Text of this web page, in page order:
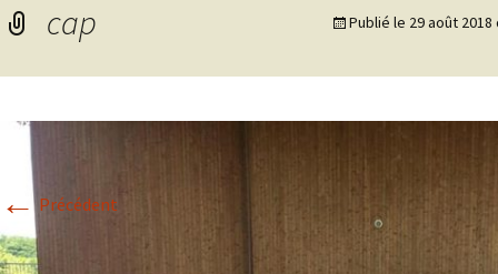
Historique 2018/2019
Historique 2017-2018
cap Publié le 29 août 2018
← Précédent